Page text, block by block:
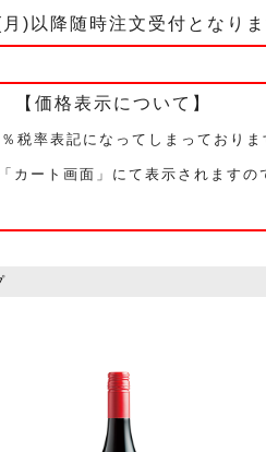
以降随時注文受付となりま
【価格表示について】
税率表記になってしまっておりま
カート画面」にて表示されますの